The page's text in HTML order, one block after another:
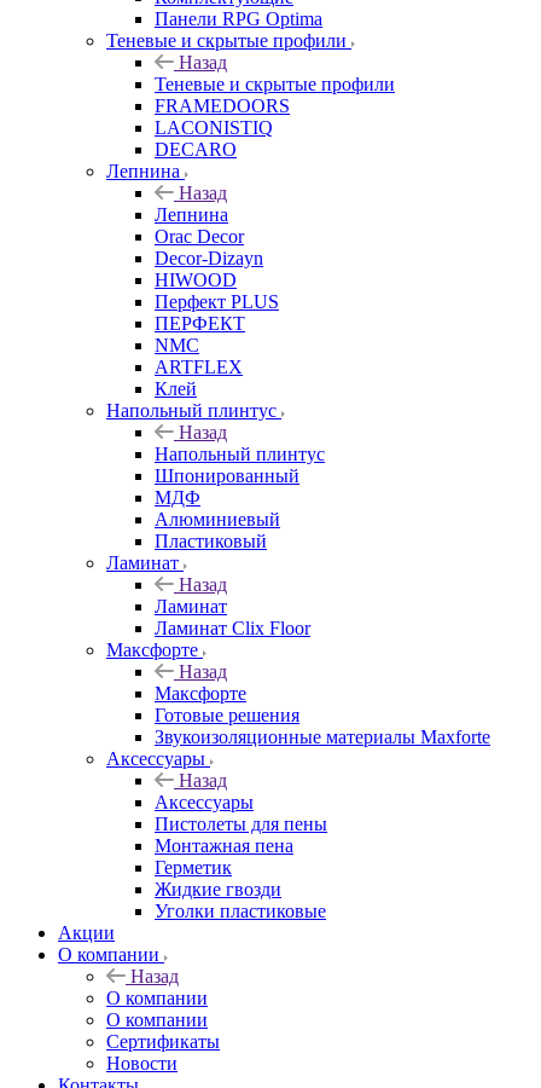
Панели RPG Optima
Теневые и скрытые профили
Назад
Теневые и скрытые профили
FRAMEDOORS
LACONISTIQ
DECARO
Лепнина
Назад
Лепнина
Orac Decor
Decor-Dizayn
HIWOOD
Перфект PLUS
ПЕРФЕКТ
NMC
ARTFLEX
Клей
Напольный плинтус
Назад
Напольный плинтус
Шпонированный
МДФ
Алюминиевый
Пластиковый
Ламинат
Назад
Ламинат
Ламинат Clix Floor
Максфорте
Назад
Максфорте
Готовые решения
Звукоизоляционные материалы Maxforte
Аксессуары
Назад
Аксессуары
Пистолеты для пены
Монтажная пена
Герметик
Жидкие гвозди
Уголки пластиковые
Акции
О компании
Назад
О компании
О компании
Сертификаты
Новости